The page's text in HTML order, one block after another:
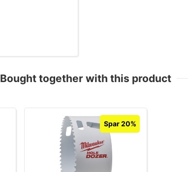
Bought together with this product
Spar 20%